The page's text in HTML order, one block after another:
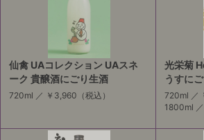
仙禽 UAコレクション UAスネ
ーク 貴醸酒にごり生酒
720ml ／ ￥3,960 （税込）
光栄菊
うすに
720ml ／
1800ml ／